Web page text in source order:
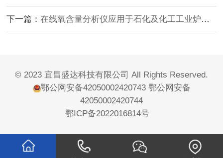
下一篇：在线氧含量分析仪应用于石化及化工工业炉中的重要意义
© 2023 宜昌盛达科技有限公司 All Rights Reserved.
鄂公网安备42050002420743 鄂公网安备
42050002420744
鄂ICP备2022016814号